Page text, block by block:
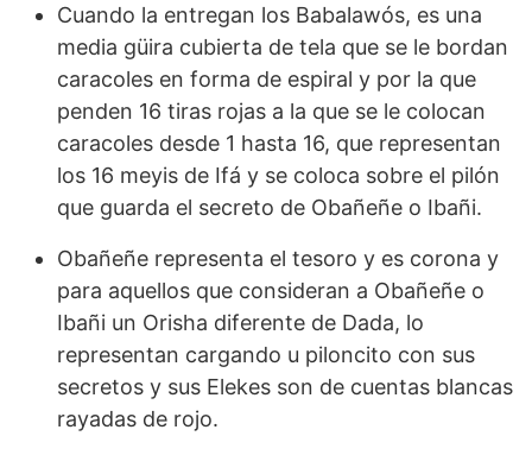
Cuando la entregan los Babalawós, es una
media güira cubierta de tela que se le bordan
caracoles en forma de espiral y por la que
penden 16 tiras rojas a la que se le colocan
caracoles desde 1 hasta 16, que representan
los 16 meyis de Ifá y se coloca sobre el pilón
que guarda el secreto de Obañeñe o Ibañi.
Obañeñe representa el tesoro y es corona y
para aquellos que consideran a Obañeñe o
Ibañi un Orisha diferente de Dada, lo
representan cargando u piloncito con sus
secretos y sus Elekes son de cuentas blancas
rayadas de rojo.